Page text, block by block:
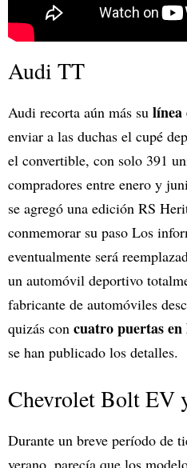
Audi TT
Audi recorta aún más su línea
enviar a las duchas el cupé
el convertible, con solo 391
compradores entre enero y
se agregó una edición RS
conmemorar su paso Los
eventualmente será
un automóvil deportivo
fabricante de automóviles
quizás con cuatro puertas
se han publicado los detalles.
Chevrolet Bolt EV
Durante un breve período de
verano, parecía que los